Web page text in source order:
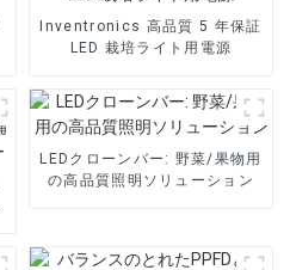
Inventronics 高品質 5 年保証
LED 栽培ライト用電源
LEDクローンバー: 野菜/果物用
の高品質照明ソリューション